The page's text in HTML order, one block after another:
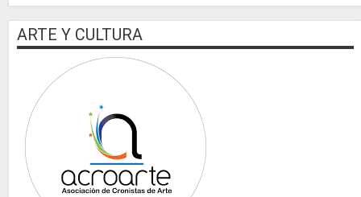
ARTE Y CULTURA